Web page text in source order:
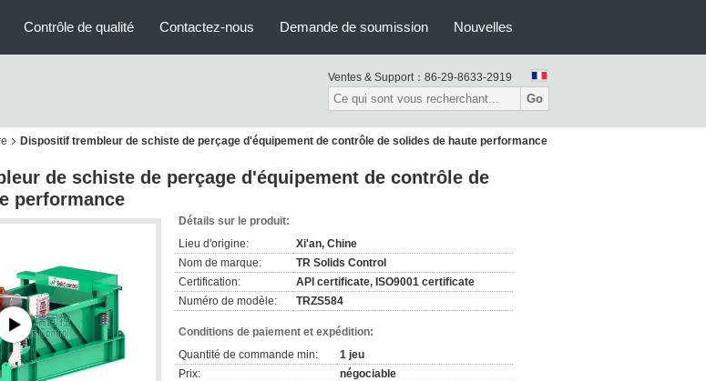
Contrôle de qualité Contactez-nous Demande de soumission Nouvelles
Ventes & Support： 86-29-8633-2919
Go
Dispositif trembleur de schiste de perçage d'équipement de contrôle de solides de haute performance
de schiste de perçage d'équipement de contrôle de
performance
Détails sur le produit:
Lieu d'origine:
Xi'an, Chine
Nom de marque:
TR Solids Control
Certification:
API certificate, ISO9001 certificate
Numéro de modèle:
TRZS584
Conditions de paiement et expédition:
Quantité de commande min:
1 jeu
Prix:
négociable